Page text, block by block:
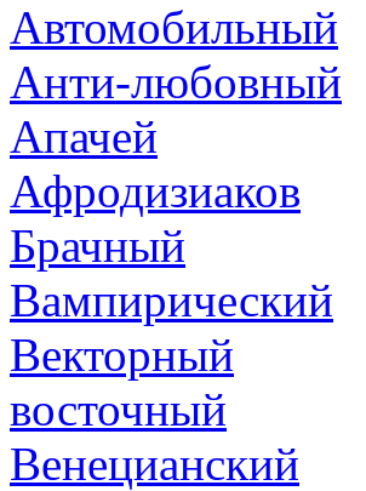
Автомобильный
Анти-любовный
Апачей
Афродизиаков
Брачный
Вампирический
Векторный
восточный
Венецианский